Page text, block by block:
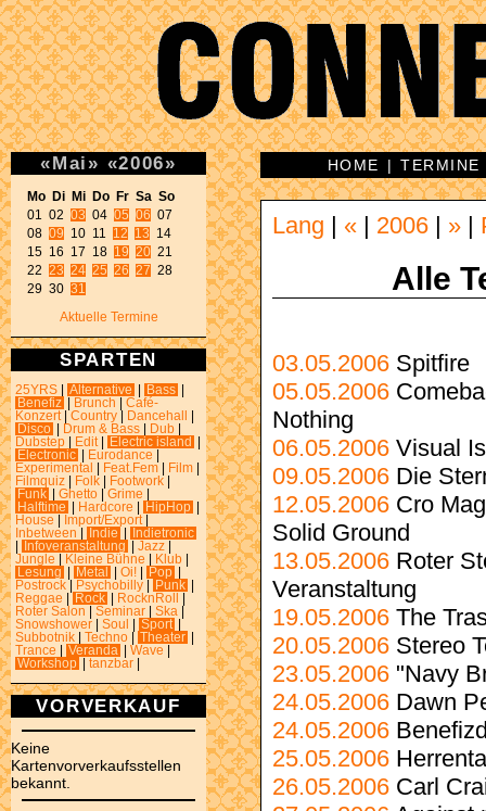
«Mai » «2006»
Mo Di Mi Do Fr Sa So
01 02 03 04 05 06 07
08 09 10 11 12 13 14
15 16 17 18 19 20 21
22 23 24 25 26 27 28
29 30 31
Aktuelle Termine
SPARTEN
25YRS Alternative Bass
Benefiz
Brunch
Café-
Konzert
Country Dancehall
Disco
Drum & Bass Dub
Dubstep
Edit Electric island
Electronic
Eurodance
Experimental
Feat.Fem Film
Filmquiz
Folk Footwork
Funk
Ghetto Grime
Halftime
Hardcore HipHop
House
Import/Export
Inbetween
Indie
Indietronic
Infoveranstaltung Jazz
Jungle
Kleine Bühne Klub
Lesung
Metal Oi! Pop
Postrock
Psychobilly Punk
Reggae
Rock RocknRoll
Roter Salon
Seminar Ska
Snowshower
Soul Sport
Subbotnik
Techno Theater
Trance
Veranda Wave
Workshop
tanzbar
VORVERKAUF
Keine
Kartenvorverkaufsstellen
bekannt.
HOME |TERMINE
Lang « 2006 »
Alle
03.05.2006 Spitfire
05.05.2006
Nothing
06.05.2006 Visual
09.05.2006 Die
12.05.2006 Cro
Solid Ground
13.05.2006 Roter
Veranstaltung
19.05.2006 The
20.05.2006 Stereo
23.05.2006 "Navy
24.05.2006 Dawn
24.05.2006
25.05.2006
26.05.2006 Carl